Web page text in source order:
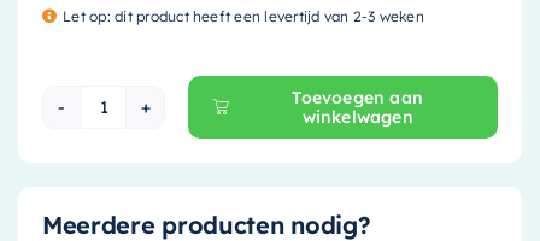
Let op: dit product heeft een levertijd van 2-3 weken
Mondiaz Speciaal Ruimtebesparend sifon
Toevoegen aan
winkelwagen
Meerdere producten nodig?